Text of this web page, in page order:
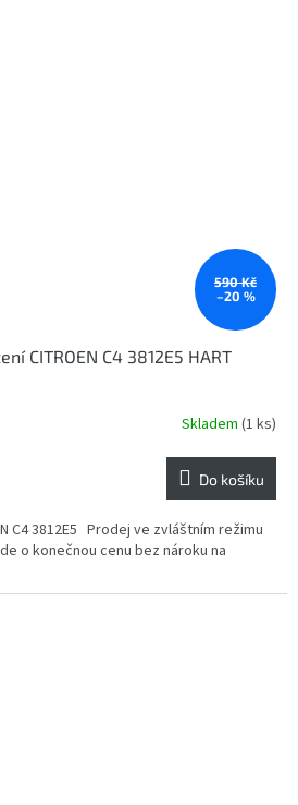
590 Kč
–20 %
CITROEN C4 3812E5 HART
Skladem (1 ks)
Do košíku
C4 3812E5 Prodej ve zvláštním režimu
o konečnou cenu bez nároku na